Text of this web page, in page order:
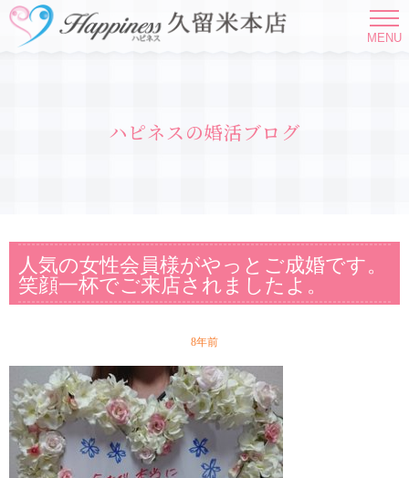
MENU
ハピネスの婚活ブログ
人気の女性会員様がやっとご成婚です。
笑顔一杯でご来店されましたよ。
8年前